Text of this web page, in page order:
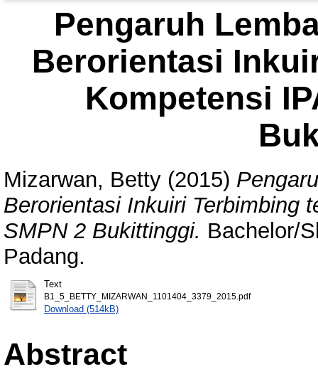
Pengaruh
Berorientasi
Kompetensi
Mizarwan, Betty (2015)
Berorientasi Inkuiri Terbimbing
SMPN 2 Bukittinggi. Bachelor/
Padang.
Text
B1_5_BETTY_MIZARWAN_1101404_3379_2015.pdf
Download (514kB)
Abstract